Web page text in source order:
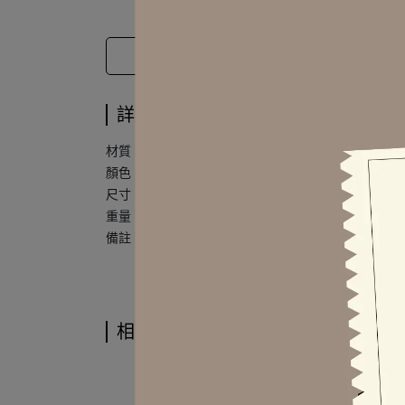
詳細規格
材質 | 精鋼 / 鍍真金 / 精密鍍層
顏色 | 金色
尺寸｜約 24.8 x 31.6 mm
重量｜約 4.22 ± 1 g (單只)
備註｜
相關商品